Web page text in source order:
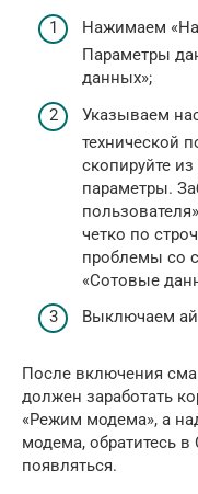
Нажимаем
Параметры
данных»;
Указываем
технической
скопируйте
параметры.
четко по
проблемы со
«Сотовые
Выключаем
После включения
должен заработать
«Режим модема», а
модема, обратитесь в
появляться.